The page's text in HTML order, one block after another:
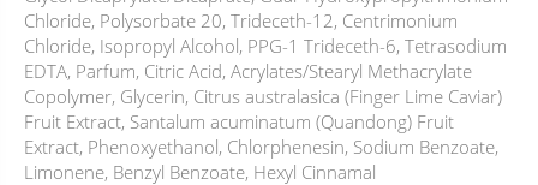
Chloride, Polysorbate 20, Trideceth-12, Centrimonium
Chloride, Isopropyl Alcohol, PPG-1 Trideceth-6, Tetrasodium
EDTA, Parfum, Citric Acid, Acrylates/Stearyl Methacrylate
Copolymer, Glycerin, Citrus australasica (Finger Lime Caviar)
Fruit Extract, Santalum acuminatum (Quandong) Fruit
Extract, Phenoxyethanol, Chlorphenesin, Sodium Benzoate,
Limonene, Benzyl Benzoate, Hexyl Cinnamal